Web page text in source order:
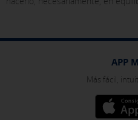
APP
Más fácil,